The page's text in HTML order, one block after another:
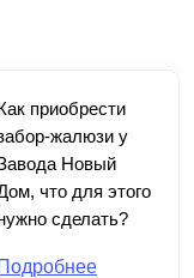
приобрести
жалюзи у
Новый
что для этого
сделать?
Подробнее